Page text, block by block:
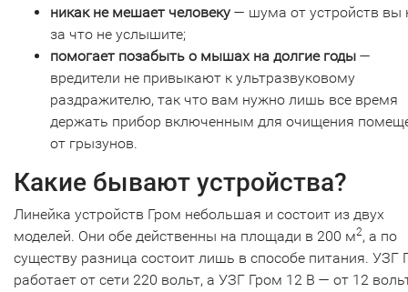
никак не мешает человеку — шума от устройств вы
за что не услышите;
помогает позабыть о мышах на долгие годы —
вредители не привыкают к ультразвуковому
раздражителю, так что вам нужно лишь все время
держать прибор включенным для очищения
от грызунов.
Какие бывают устройства?
Линейка устройств Гром небольшая и состоит из двух
моделей. Они обе действенны на площади в 200 м2, а по
существу разница состоит лишь в способе питания. УЗГ
работает от сети 220 вольт, а УЗГ Гром 12 В — от 12